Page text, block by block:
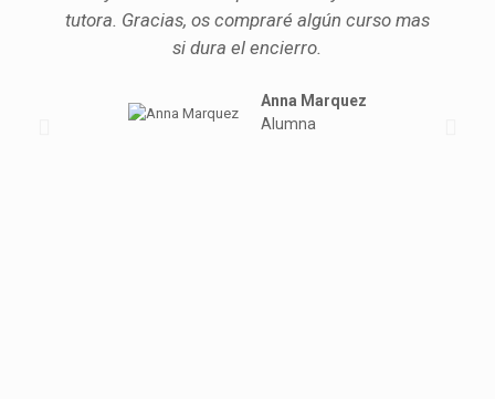
tutora. Gracias, os compraré algún curso mas
si dura el encierro.
Anna Marquez
Alumna